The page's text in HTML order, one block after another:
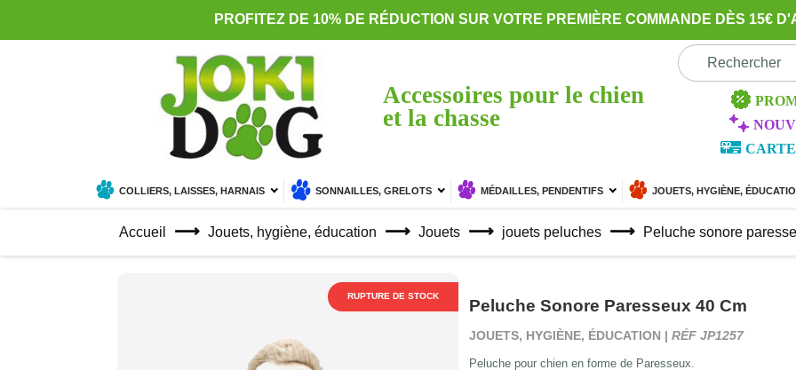
PROFITEZ DE 10% DE RÉDUCTION SUR VOTRE PREMIÈRE COMMANDE DÈS 15€
Accessoires pour le chien
et la chasse
COLLIERS, LAISSES, HARNAIS SONNAILLES, GRELOTS MÉDAILLES, PENDENTIFS JOUETS, HYGIÈNE,
Accueil Jouets, hygiène, éducation Jouets jouets peluches Peluche sonore
RUPTURE DE STOCK
Peluche Sonore Paresseux 40 Cm
JOUETS, HYGIÈNE, ÉDUCATION | RÉF JP1257
Peluche pour chien en forme de Paresseux.